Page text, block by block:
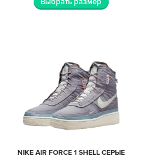
NIKE AIR FORCE 1 SHELL СЕРЫЕ